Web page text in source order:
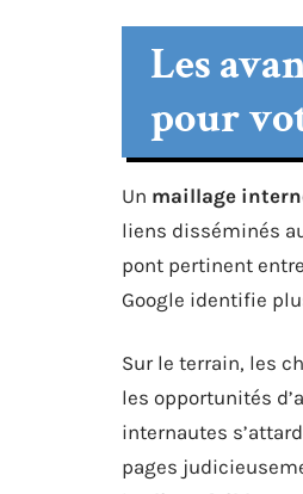
Les
pour
Un maillage
liens disséminés
pont pertinent
Google identifie
Sur le terrain, les
les opportunités
internautes
pages